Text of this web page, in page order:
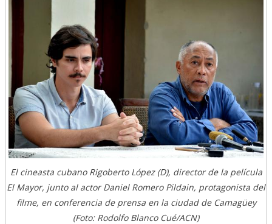
El cineasta cubano Rigoberto López (D), director de la película
El Mayor, junto al actor Daniel Romero Pildain, protagonista del
filme, en conferencia de prensa en la ciudad de Camagüey
(Foto: Rodolfo Blanco Cué/ACN)